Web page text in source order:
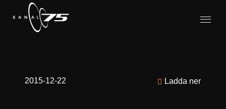
2015-12-22 Ladda ner